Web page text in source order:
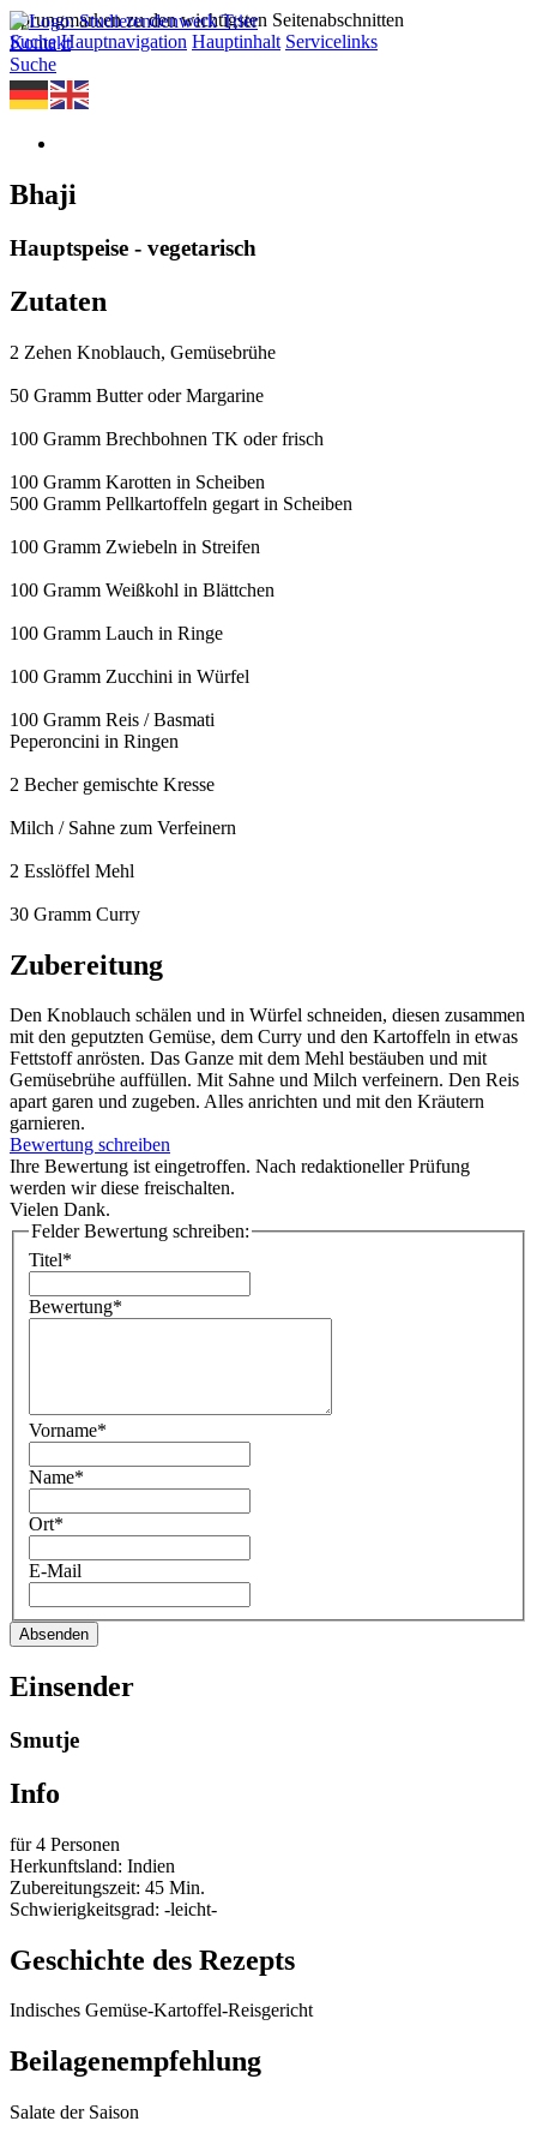
Sprungmarken zu den wichtigsten Seitenabschnitten
Suche Hauptnavigation Hauptinhalt Servicelinks
Kontakt
Suche
Bhaji
Hauptspeise - vegetarisch
Zutaten
2 Zehen Knoblauch, Gemüsebrühe
50 Gramm Butter oder Margarine
100 Gramm Brechbohnen TK oder frisch
100 Gramm Karotten in Scheiben
500 Gramm Pellkartoffeln gegart in Scheiben
100 Gramm Zwiebeln in Streifen
100 Gramm Weißkohl in Blättchen
100 Gramm Lauch in Ringe
100 Gramm Zucchini in Würfel
100 Gramm Reis / Basmati
Peperoncini in Ringen
2 Becher gemischte Kresse
Milch / Sahne zum Verfeinern
2 Esslöffel Mehl
30 Gramm Curry
Zubereitung
Den Knoblauch schälen und in Würfel schneiden, diesen zusammen
mit den geputzten Gemüse, dem Curry und den Kartoffeln in etwas
Fettstoff anrösten. Das Ganze mit dem Mehl bestäuben und mit
Gemüsebrühe auffüllen. Mit Sahne und Milch verfeinern. Den Reis
apart garen und zugeben. Alles anrichten und mit den Kräutern
garnieren.
Bewertung schreiben
Ihre Bewertung ist eingetroffen. Nach redaktioneller Prüfung
werden wir diese freischalten.
Vielen Dank.
Felder Bewertung schreiben:
Titel*
Bewertung*
Vorname*
Name*
Ort*
E-Mail
Absenden
Einsender
Smutje
Info
für 4 Personen
Herkunftsland: Indien
Zubereitungszeit: 45 Min.
Schwierigkeitsgrad: -leicht-
Geschichte des Rezepts
Indisches Gemüse-Kartoffel-Reisgericht
Beilagenempfehlung
Salate der Saison